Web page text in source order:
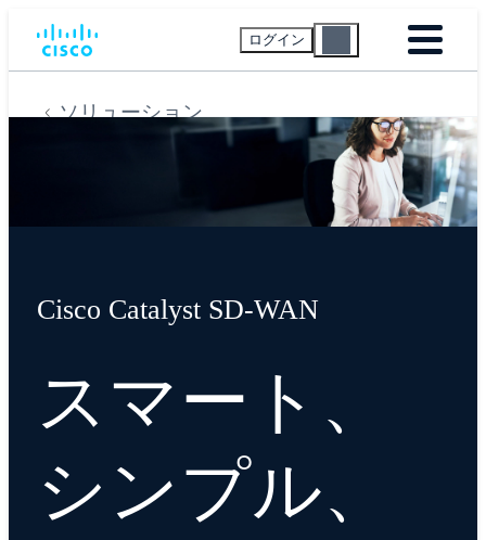
ログイン
ソリューション
Cisco Catalyst SD-WAN
スマート、
シンプル、